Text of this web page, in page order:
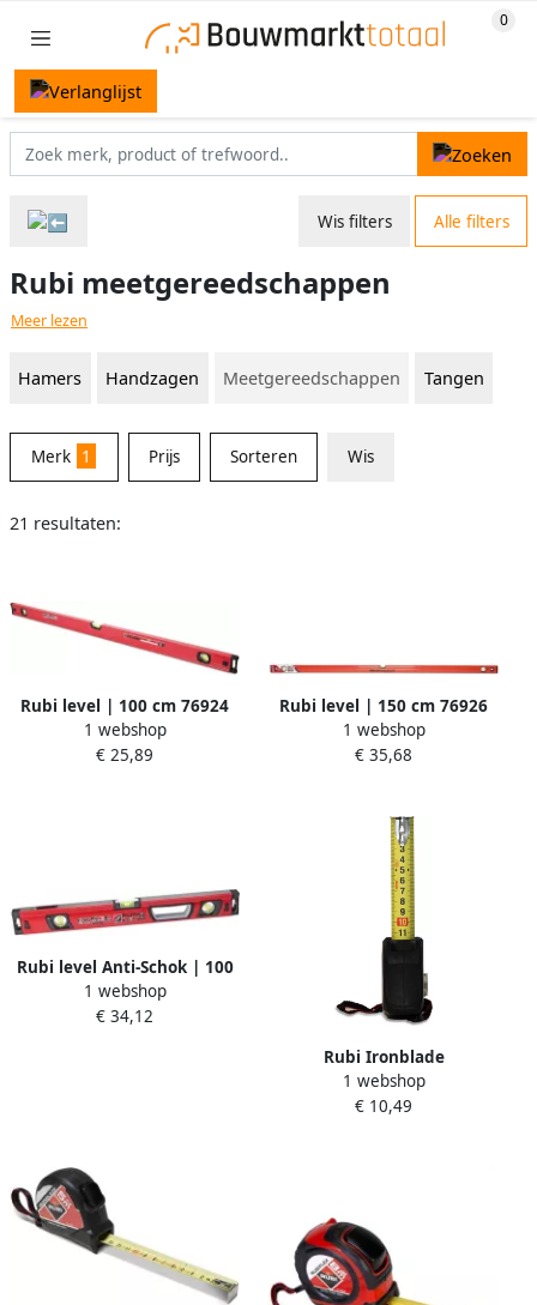
Wis filters Alle filters
Rubi meetgereedschappen
Meer lezen
Hamers Handzagen Meetgereedschappen Tangen
Merk 1 Prijs Sorteren Wis
21 resultaten:
Rubi level | 100 cm 76924
1 webshop
€ 25,89
Rubi level | 150 cm 76926
1 webshop
€ 35,68
Rubi level Anti-Schok | 100
cm 76934
1 webshop
€ 34,12
Rubi Ironblade
Rolbandmaat | 5 m | 25 mm
| Dubbele Markering 75909
1 webshop
€ 10,49